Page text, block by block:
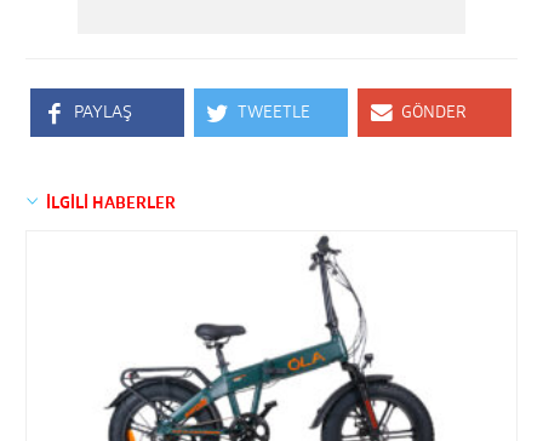
PAYLAŞ TWEETLE GÖNDER
İLGİLİ HABERLER